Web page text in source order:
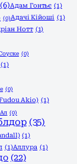
(6)Адам Гонтьє (1)
(0)Адачі Кійоші (1)
Нотт (1)
(0)
(1)
(0)
Akio) (1)
Ал (0)
(35)
(1)
(1)Аллура (1)
(22)